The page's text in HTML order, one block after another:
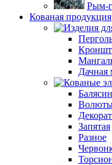
Рым-
Кованая продукция
Дачная
Запятая
Разное